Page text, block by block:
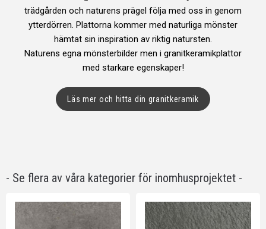
trädgården och naturens prägel följa med oss in genom
ytterdörren. Plattorna kommer med naturliga mönster
hämtat sin inspiration av riktig natursten.
Naturens egna mönsterbilder men i granitkeramikplattor
med starkare egenskaper!
Läs mer och hitta din granitkeramik
- Se flera av våra kategorier för inomhusprojektet -